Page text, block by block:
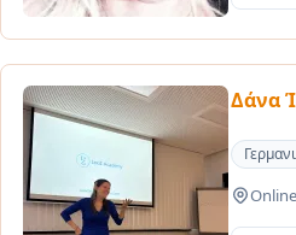
Δάνα